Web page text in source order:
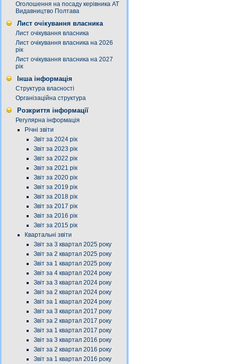
Оголошення на посаду керівника АТ
Видавництво Полтава
Лист очікування власника
Лист очікування власника
Лист очікування власника на 2026
рік
Лист очікування власника на 2027
рік
Інша інформація
Структура власності
Організаційна структура
Розкриття інформації
Регулярна інформація
Річні звіти
Звіт за 2024 рік
Звіт за 2023 рік
Звіт за 2022 рік
Звіт за 2021 рік
Звіт за 2020 рік
Звіт за 2019 рік
Звіт за 2018 рік
Звіт за 2017 рік
Звіт за 2016 рік
Звіт за 2015 рік
Квартальні звіти
Звіт за 3 квартал 2025 року
Звіт за 2 квартал 2025 року
Звіт за 1 квартал 2025 року
Звіт за 4 квартал 2024 року
Звіт за 3 квартал 2024 року
Звіт за 2 квартал 2024 року
Звіт за 1 квартал 2024 року
Звіт за 3 квартал 2017 року
Звіт за 2 квартал 2017 року
Звіт за 1 квартал 2017 року
Звіт за 3 квартал 2016 року
Звіт за 2 квартал 2016 року
Звіт за 1 квартал 2016 року